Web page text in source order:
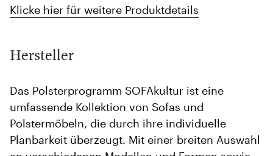
Klicke hier für weitere Produktdetails
Hersteller
Das Polsterprogramm SOFAkultur ist eine
umfassende Kollektion von Sofas und
Polstermöbeln, die durch ihre individuelle
Planbarkeit überzeugt. Mit einer breiten Auswahl